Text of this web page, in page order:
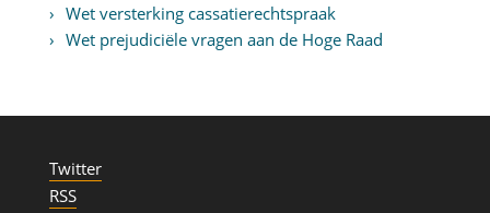
Wet versterking cassatierechtspraak
Wet prejudiciële vragen aan de Hoge Raad
Twitter
RSS